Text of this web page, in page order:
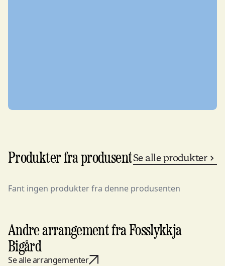
Produkter fra produsentSe alle produkter
Fant ingen produkter fra denne produsenten
Andre arrangement fra Fosslykkja
Bigård
Se alle arrangementer